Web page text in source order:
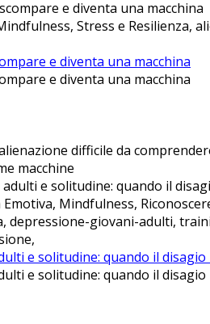
Stress e Resilienza,
e diventa una macchina
e diventa una macchina
difficile da
macchine
Mindfulness,
depressione-giovani-adulti,
e solitudine: quando il
e solitudine: quando il